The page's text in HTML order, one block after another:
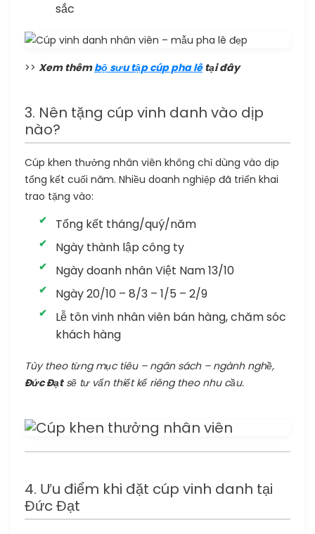
sắc
>> Xem thêmbộ sưu tập cúp pha lêtại đây
3. Nên tặng cúp vinh danh vào dịp
nào?
Cúp khen thưởng nhân viên không chỉ dùng vào dịp
tổng kết cuối năm. Nhiều doanh nghiệp đã triển khai
trao tặng vào:
Tổng kết tháng/quý/năm
Ngày thành lập công ty
Ngày doanh nhân Việt Nam 13/10
Ngày 20/10 – 8/3 – 1/5 – 2/9
Lễ tôn vinh nhân viên bán hàng, chăm sóc
khách hàng
Tùy theo từng mục tiêu – ngân sách – ngành nghề,
Đức Đạtsẽ tư vấn thiết kế riêng theo nhu cầu.
4. Ưu điểm khi đặt cúp vinh danh tại
Đức Đạt